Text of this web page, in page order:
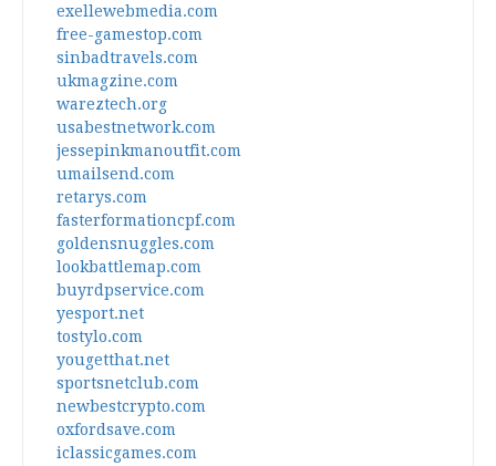
exellewebmedia.com
free-gamestop.com
sinbadtravels.com
ukmagzine.com
wareztech.org
usabestnetwork.com
jessepinkmanoutfit.com
umailsend.com
retarys.com
fasterformationcpf.com
goldensnuggles.com
lookbattlemap.com
buyrdpservice.com
yesport.net
tostylo.com
yougetthat.net
sportsnetclub.com
newbestcrypto.com
oxfordsave.com
iclassicgames.com